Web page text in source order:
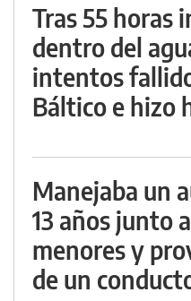
Tras 55 horas
dentro del
intentos
Báltico e hizo
Manejaba un
13 años junto
menores y
de un